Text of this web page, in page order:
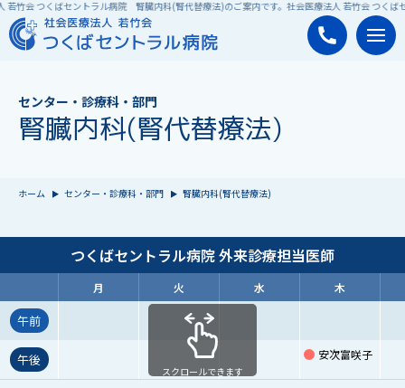
若竹会 つくばセントラル病院 腎臓内科(腎代替療法)のご案内です。 社会医療法人 若竹会 つく
センター・診療科・部門
腎臓内科(腎代替療法)
ホーム センター・診療科・部門 腎臓内科(腎代替療法)
つくばセントラル病院 外来診療担当医師
月 火 水 木
午前
午後 安次富咲子
スクロールできます